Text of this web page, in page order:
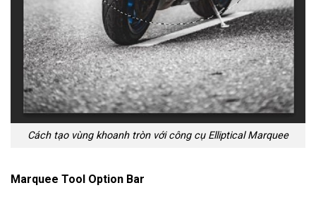
Cách tạo vùng khoanh tròn với công cụ Elliptical Marquee
Marquee Tool Option Bar